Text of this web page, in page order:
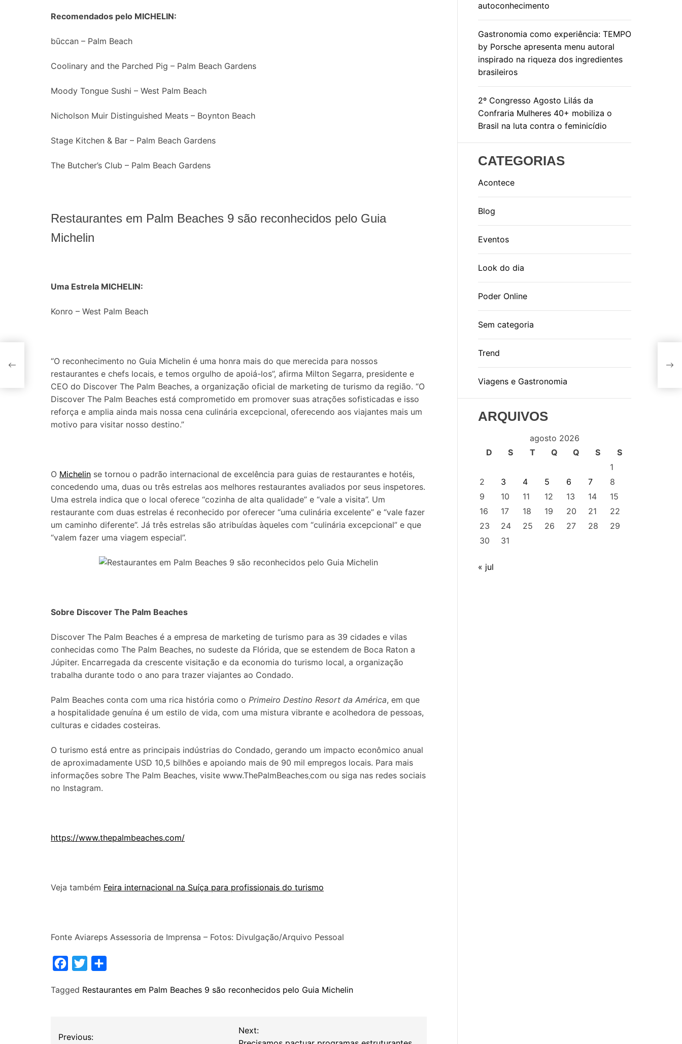
Recomendados pelo MICHELIN:
būccan – Palm Beach
Coolinary and the Parched Pig – Palm Beach Gardens
Moody Tongue Sushi – West Palm Beach
Nicholson Muir Distinguished Meats – Boynton Beach
Stage Kitchen & Bar – Palm Beach Gardens
The Butcher’s Club – Palm Beach Gardens
Restaurantes em Palm Beaches 9 são reconhecidos pelo Guia
Michelin
Uma Estrela MICHELIN:
Konro – West Palm Beach
“O reconhecimento no Guia Michelin é uma honra mais do que merecida para nossos
restaurantes e chefs locais, e temos orgulho de apoiá-los”, afirma Milton Segarra, presidente e
CEO do Discover The Palm Beaches, a organização oficial de marketing de turismo da região. “O
Discover The Palm Beaches está comprometido em promover suas atrações sofisticadas e isso
reforça e amplia ainda mais nossa cena culinária excepcional, oferecendo aos viajantes mais um
motivo para visitar nosso destino.”
O Michelin se tornou o padrão internacional de excelência para guias de restaurantes e hotéis,
concedendo uma, duas ou três estrelas aos melhores restaurantes avaliados por seus inspetores.
Uma estrela indica que o local oferece “cozinha de alta qualidade” e “vale a visita”. Um
restaurante com duas estrelas é reconhecido por oferecer “uma culinária excelente” e “vale fazer
um caminho diferente”. Já três estrelas são atribuídas àqueles com “culinária excepcional” e que
“valem fazer uma viagem especial”.
Sobre Discover The Palm Beaches
Discover The Palm Beaches é a empresa de marketing de turismo para as 39 cidades e vilas
conhecidas como The Palm Beaches, no sudeste da Flórida, que se estendem de Boca Raton a
Júpiter. Encarregada da crescente visitação e da economia do turismo local, a organização
trabalha durante todo o ano para trazer viajantes ao Condado.
Palm Beaches conta com uma rica história como o Primeiro Destino Resort da América, em que
a hospitalidade genuína é um estilo de vida, com uma mistura vibrante e acolhedora de pessoas,
culturas e cidades costeiras.
O turismo está entre as principais indústrias do Condado, gerando um impacto econômico anual
de aproximadamente USD 10,5 bilhões e apoiando mais de 90 mil empregos locais. Para mais
informações sobre The Palm Beaches, visite www.ThePalmBeaches܂com ou siga nas redes sociais
no Instagram.
https://www.thepalmbeaches.com/
Veja também Feira internacional na Suíça para profissionais do turismo
Fonte Aviareps Assessoria de Imprensa – Fotos: Divulgação/Arquivo Pessoal
c
o
i
e
a
Tagged Restaurantes em Palm Beaches 9 são reconhecidos pelo Guia Michelin
Previous:
Next:
autoconhecimento
Gastronomia como experiência: TEMPO
by Porsche apresenta menu autoral
inspirado na riqueza dos ingredientes
brasileiros
2º Congresso Agosto Lilás da
Confraria Mulheres 40+ mobiliza o
Brasil na luta contra o feminicídio
CATEGORIAS
Acontece
Blog
Eventos
Look do dia
Poder Online
Sem categoria
Trend
Viagens e Gastronomia
ARQUIVOS
agosto 2026
D
S T Q Q S
S
1
2
3 4 5 6 7
8
9
10 11 12 13 14
15
16
17 18 19 20 21
22
23
24 25 26 27 28
29
30
31
« jul